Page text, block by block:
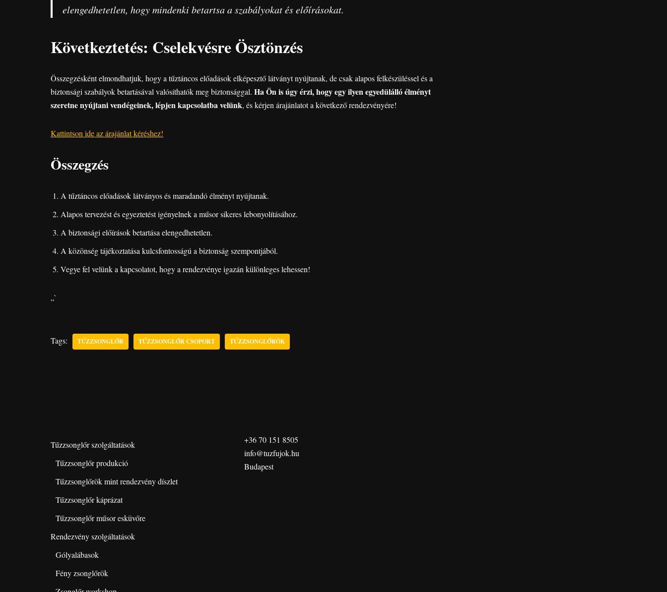
elengedhetetlen, hogy mindenki betartsa a szabályokat és előírásokat.
Következtetés: Cselekvésre Ösztönzés
Összegzésként elmondhatjuk, hogy a tűztáncos előadások elképesztő látványt nyújtanak, de csak alapos felkészüléssel és a
biztonsági szabályok betartásával valósíthatók meg biztonsággal. Ha Ön is úgy érzi, hogy egy ilyen egyedülálló élményt
szeretne nyújtani vendégeinek, lépjen kapcsolatba velünk, és kérjen árajánlatot a következő rendezvényére!
Kattintson ide az árajánlat kéréshez!
Összegzés
A tűztáncos előadások látványos és maradandó élményt nyújtanak.
Alapos tervezést és egyeztetést igényelnek a műsor sikeres lebonyolításához.
A biztonsági előírások betartása elengedhetetlen.
A közönség tájékoztatása kulcsfontosságú a biztonság szempontjából.
Vegye fel velünk a kapcsolatot, hogy a rendezvénye igazán különleges lehessen!
„`
Tags: TŰZZSONGLŐR TŰZZSONGLŐR CSOPORT TŰZZSONGLŐRÖK
Tűzzsonglőr szolgáltatások
Tűzzsonglőr produkció
Tűzzsonglőrök mint rendezvény díszlet
Tűzzsonglőr káprázat
Tűzzsonglőr műsor esküvőre
Rendezvény szolgáltatások
Gólyalábasok
Fény zsonglőrök
+36 70 151 8505
info@tuzfujok.hu
Budapest